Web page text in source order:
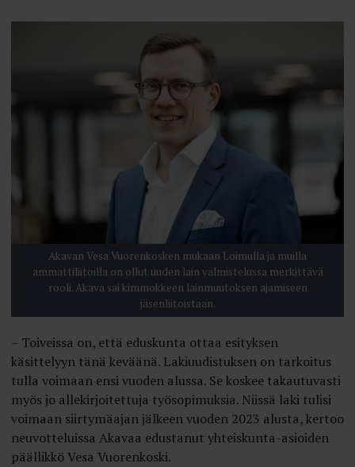
Akavan Vesa Vuorenkosken mukaan Loimulla ja muilla
ammattiliitoilla on ollut uuden lain valmistelussa merkittävä
rooli. Akava sai kimmokkeen lainmuutoksen ajamiseen
jäsenliitoistaan.
– Toiveissa on, että eduskunta ottaa esityksen
käsittelyyn tänä keväänä. Lakiuudistuksen on tarkoitus
tulla voimaan ensi vuoden alussa. Se koskee takautuvasti
myös jo allekirjoitettuja työsopimuksia. Niissä laki tulisi
voimaan siirtymäajan jälkeen vuoden 2023 alusta, kertoo
neuvotteluissa Akavaa edustanut yhteiskunta-asioiden
päällikkö Vesa Vuorenkoski.